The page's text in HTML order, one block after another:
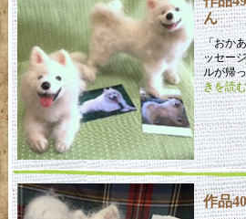
ん
「おか
ッセー
ルが帰
きを読む
作品